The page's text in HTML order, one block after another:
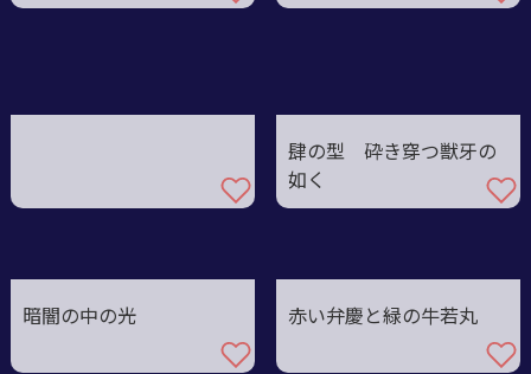
肆の型 砕き穿つ獣牙の
如く
暗闇の中の光 赤い弁慶と緑の牛若丸